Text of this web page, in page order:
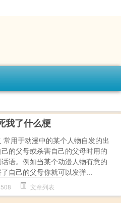
我了什么梗
常用于动漫中的某个人物自发的出
的父母或杀害自己的父母时用的
语。‌‌‌‌‌‌‌‌‌‌‌例如当某个动漫人物有意的
自己的父母你就可以发弹...
508 文章列表